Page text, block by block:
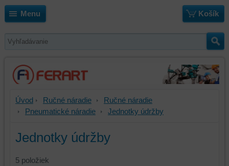
Menu Košík
Úvod Ručné náradie
Ručné náradie
Pneumatické náradie
Jednotky údržby
Jednotky údržby
5 položiek